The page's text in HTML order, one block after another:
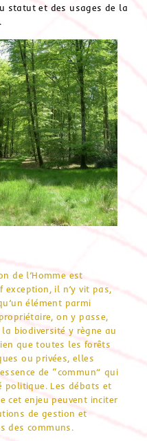
statut et des usages de la
de l’Homme est
exception, il n’y vit pas,
élément parmi
on y passe,
biodiversité y règne au
que toutes les forêts
ou privées, elles
de “commun” qui
politique. Les débats et
cet enjeu peuvent inciter
de gestion et
des communs.